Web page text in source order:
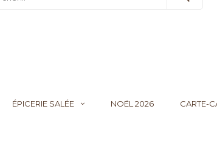
ÉPICERIE SALÉE NOËL 2026 CARTE-